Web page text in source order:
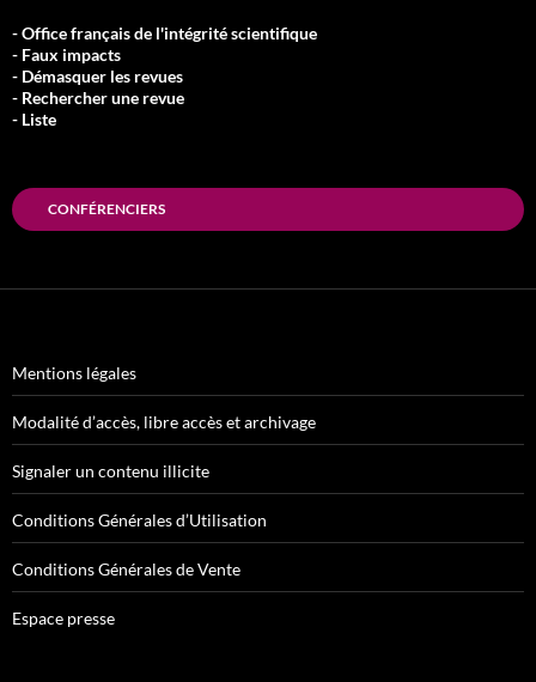
- Office français de l'intégrité scientifique
- Faux impacts
- Démasquer les revues
- Rechercher une revue
- Liste
CONFÉRENCIERS
Mentions légales
Modalité d’accès, libre accès et archivage
Signaler un contenu illicite
Conditions Générales d’Utilisation
Conditions Générales de Vente
Espace presse